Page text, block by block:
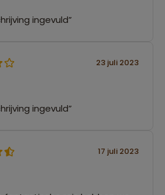
ingevuld”
23 juli 2023
ingevuld”
17 juli 2023